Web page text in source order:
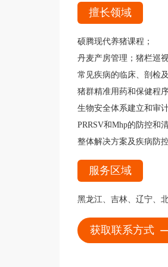
擅长领域
硕腾现代养猪课程；
丹麦产房管理；猪栏巡视
常见疾病的临床、剖检
猪群精准用药和保健程
生物安全体系建立和审计
PRRSV和Mhp的防控和
整体解决方案及疾病防
服务区域
黑龙江、吉林、辽宁、
获取联系方式